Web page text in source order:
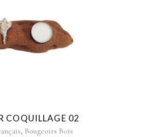
COQUILLAGE 02
, Bougeoirs Bois